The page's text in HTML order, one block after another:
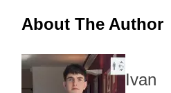
About The Author
Ivan